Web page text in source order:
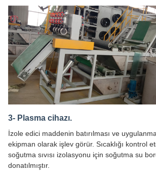
3- Plasma cihazı.
İzole edici maddenin batırılması ve
ekipman olarak işlev görür. Sıcaklığı kontrol
soğutma sıvısı izolasyonu için soğutma su
donatılmıştır.